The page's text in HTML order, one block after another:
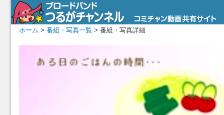
ホーム > 番組・写真一覧 > 番組・写真詳細